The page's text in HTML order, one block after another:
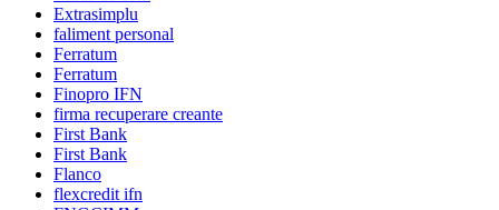
Extrasimplu
faliment personal
Ferratum
Ferratum
Finopro IFN
firma recuperare creante
First Bank
First Bank
Flanco
flexcredit ifn